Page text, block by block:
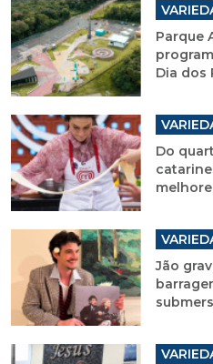
Parque
Dia dos
Do
Jão